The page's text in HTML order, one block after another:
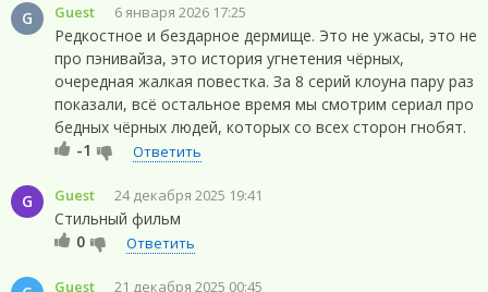
G Guest 6 января 2026 17:25
Редкостное и бездарное дермище. Это не ужасы, это не
про пэнивайза, это история угнетения чёрных,
очередная жалкая повестка. За 8 серий клоуна пару раз
показали, всё остальное время мы смотрим сериал про
бедных чёрных людей, которых со всех сторон гнобят.
-1
Ответить
G Guest 24 декабря 2025 19:41
Стильный фильм
0
Ответить
Guest 21 декабря 2025 00:45